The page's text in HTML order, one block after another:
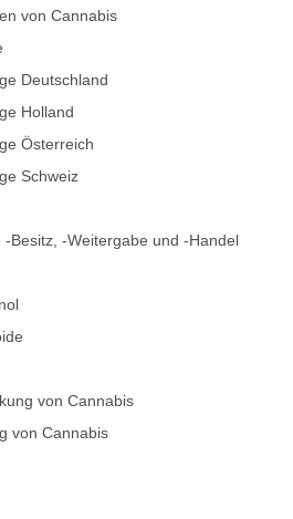
von Cannabis
Deutschland
Holland
Österreich
Schweiz
Besitz, -Weitergabe und -Handel
von Cannabis
von Cannabis